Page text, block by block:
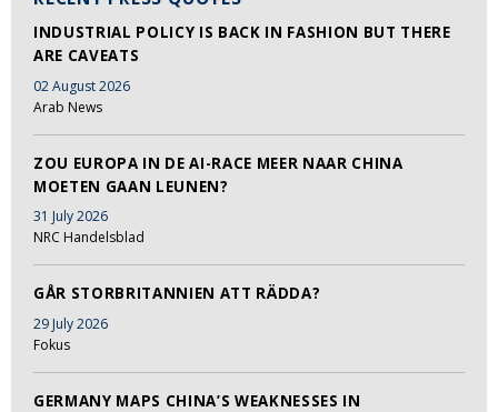
INDUSTRIAL POLICY IS BACK IN FASHION BUT THERE
ARE CAVEATS
02 August 2026
Arab News
ZOU EUROPA IN DE AI-RACE MEER NAAR CHINA
MOETEN GAAN LEUNEN?
31 July 2026
NRC Handelsblad
GÅR STORBRITANNIEN ATT RÄDDA?
29 July 2026
Fokus
GERMANY MAPS CHINA’S WEAKNESSES IN